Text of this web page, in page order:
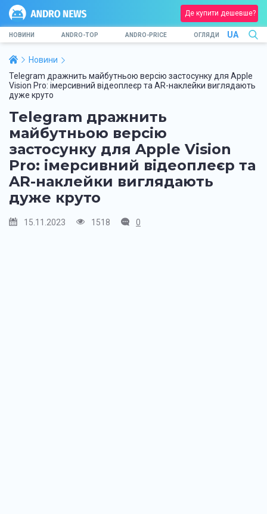
Де купити дешевше?
НОВИНИ ANDRO-TOP ANDRO-PRICE ОГЛЯДИ UA
Новини
Telegram дражнить майбутньою версію застосунку для Apple
Vision Pro: імерсивний відеоплеєр та AR-наклейки виглядають
дуже круто
Telegram дражнить
майбутньою версію
застосунку для Apple Vision
Pro: імерсивний відеоплеєр та
AR-наклейки виглядають
дуже круто
15.11.2023 1518 0